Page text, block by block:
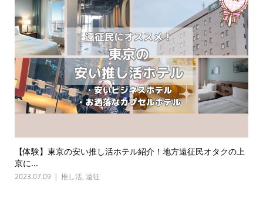
【体験】東京の安い推し活ホテル紹介！地方遠征民オタクの上
京に...
2023.07.09 推し活, 遠征